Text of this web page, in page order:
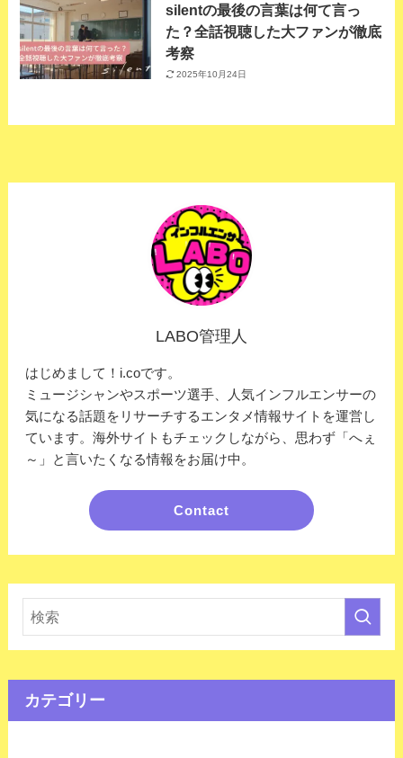
silentの最後の言葉は何て言っ
た？全話視聴した大ファンが徹底
考察
2025年10月24日
LABO管理人
はじめまして！i.coです。
ミュージシャンやスポーツ選手、人気インフルエンサーの
気になる話題をリサーチするエンタメ情報サイトを運営し
ています。海外サイトもチェックしながら、思わず「へぇ
～」と言いたくなる情報をお届け中。
Contact
カテゴリー